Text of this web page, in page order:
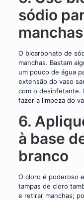
sódio
manchas
O bicarbonato de
manchas. Bastam
um pouco de água
extensão do vaso
com o desinfetante.
fazer a limpeza do
6.
à base
branco
O cloro é poderoso
tampas de cloro
e retirar manchas;